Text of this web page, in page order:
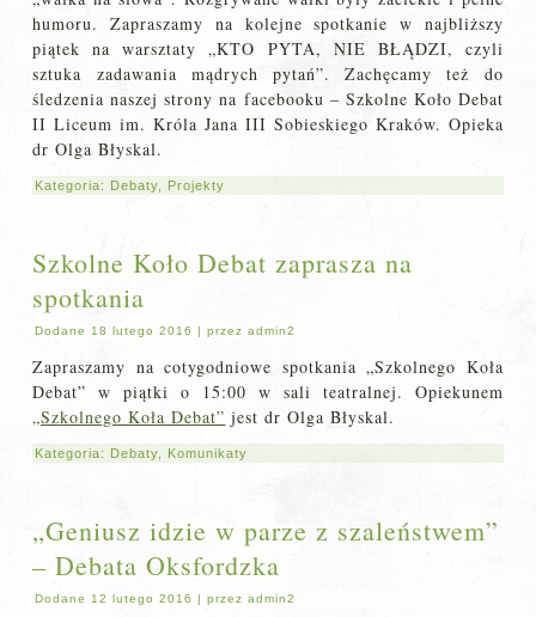
humoru. Zapraszamy na kolejne spotkanie w najbliższy
piątek na warsztaty „KTO PYTA, NIE BŁĄDZI, czyli
sztuka zadawania mądrych pytań”. Zachęcamy też do
śledzenia naszej strony na facebooku – Szkolne Koło Debat
II Liceum im. Króla Jana III Sobieskiego Kraków. Opieka
dr Olga Błyskal.
Kategoria: Debaty Projekty
Szkolne Koło Debat zaprasza na
spotkania
Dodane 18 lutego 2016 |przez admin2
Zapraszamy na cotygodniowe spotkania „Szkolnego Koła
Debat” w piątki o 15:00 w sali teatralnej. Opiekunem
„Szkolnego Koła Debat” jest dr Olga Błyskal.
Kategoria: Debaty Komunikaty
„Geniusz idzie w parze z szaleństwem”
– Debata Oksfordzka
Dodane 12 lutego 2016 |przez admin2